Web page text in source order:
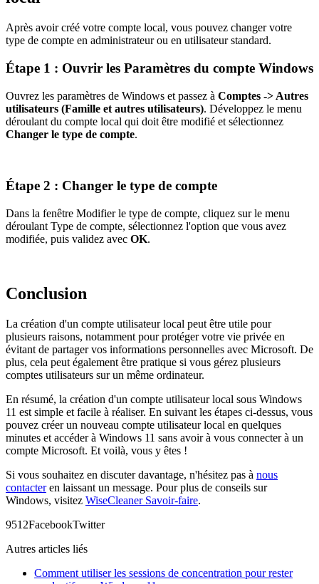
Après avoir créé votre compte local, vous pouvez changer votre
type de compte en administrateur ou en utilisateur standard.
Étape 1 : Ouvrir les Paramètres du compte Windows
Ouvrez les paramètres de Windows et passez à Comptes -> Autres
utilisateurs (Famille et autres utilisateurs). Développez le menu
déroulant du compte local qui doit être modifié et sélectionnez
Changer le type de compte.
Étape 2 : Changer le type de compte
Dans la fenêtre Modifier le type de compte, cliquez sur le menu
déroulant Type de compte, sélectionnez l'option que vous avez
modifiée, puis validez avec OK.
Conclusion
La création d'un compte utilisateur local peut être utile pour
plusieurs raisons, notamment pour protéger votre vie privée en
évitant de partager vos informations personnelles avec Microsoft. De
plus, cela peut également être pratique si vous gérez plusieurs
comptes utilisateurs sur un même ordinateur.
En résumé, la création d'un compte utilisateur local sous Windows
11 est simple et facile à réaliser. En suivant les étapes ci-dessus, vous
pouvez créer un nouveau compte utilisateur local en quelques
minutes et accéder à Windows 11 sans avoir à vous connecter à un
compte Microsoft. Et voilà, vous y êtes !
Si vous souhaitez en discuter davantage, n'hésitez pas à nous
contacteren laissant un message. Pour plus de conseils sur
Windows, visitez WiseCleaner Savoir-faire.
951 2FacebookTwitter
Autres articles liés
Comment utiliser les sessions de concentration pour rester